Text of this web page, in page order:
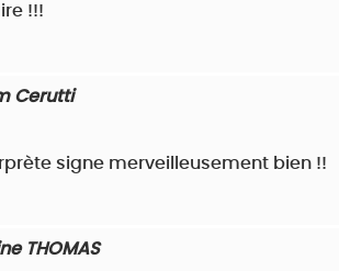
!!!
Cerutti
signe merveilleusement bien !!
THOMAS